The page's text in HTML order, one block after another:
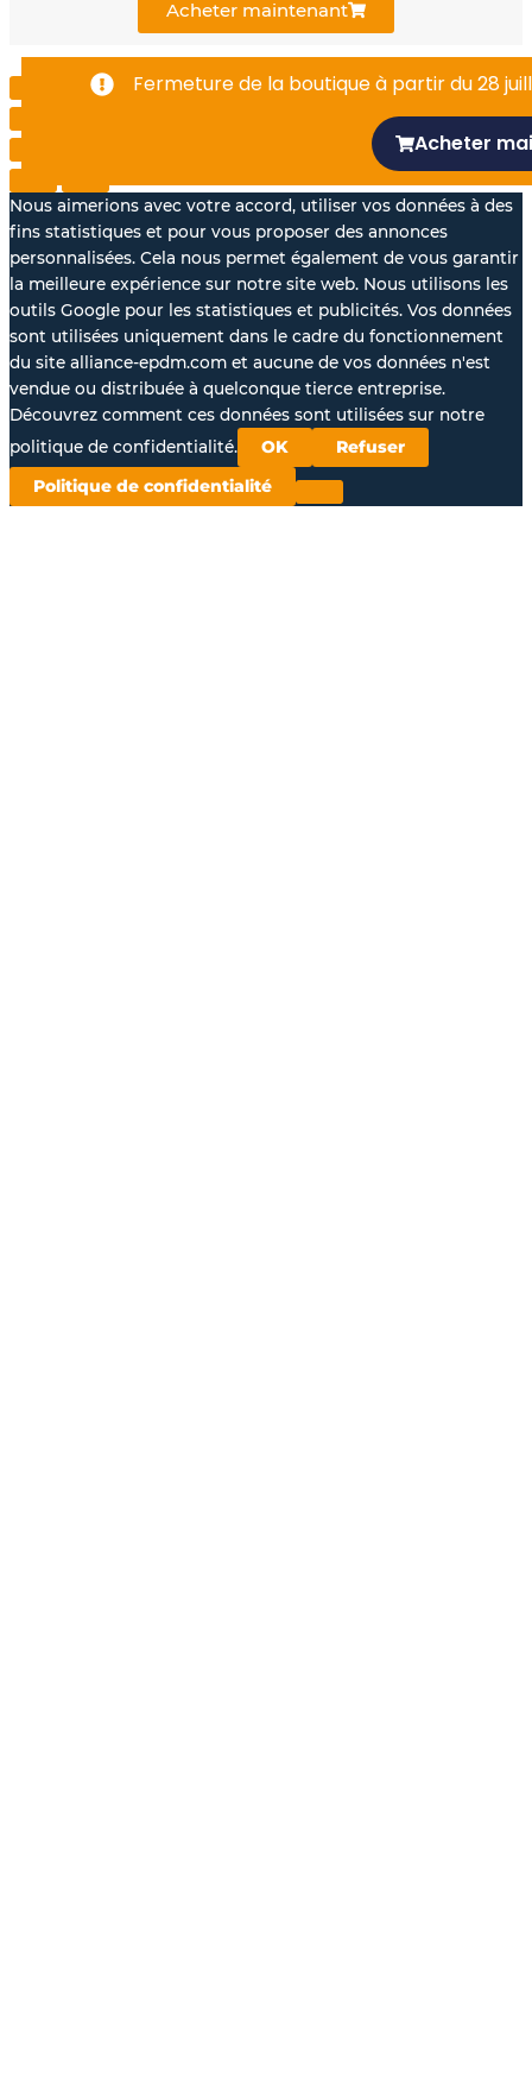
-
Acheter maintenant
Fermeture de la boutique à partir du 28
Acheter
Nous aimerions avec votre accord, utiliser vos données à des
fins statistiques et pour vous proposer des annonces
personnalisées. Cela nous permet également de vous garantir
la meilleure expérience sur notre site web. Nous utilisons les
outils Google pour les statistiques et publicités. Vos données
sont utilisées uniquement dans le cadre du fonctionnement
du site alliance-epdm.com et aucune de vos données n'est
vendue ou distribuée à quelconque tierce entreprise.
Découvrez comment ces données sont utilisées sur notre
politique de confidentialité.
OK Refuser
Politique de confidentialité